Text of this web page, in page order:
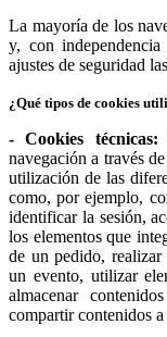
La mayoría de los
y, con
ajustes de seguridad
¿Qué tipos de cookies
- Cookies técnicas:
navegación a través
utilización de las
como, por ejemplo,
identificar la sesión,
los elementos que
de un pedido,
un evento, utilizar
almacenar
compartir contenidos a